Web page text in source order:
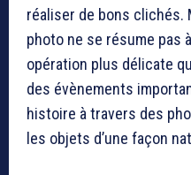
réaliser de bons clichés.
photo ne se résume pas
opération plus délicate
des évènements
histoire à travers des
les objets d’une façon